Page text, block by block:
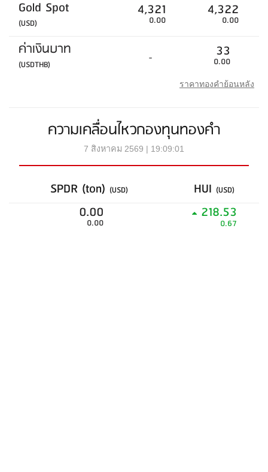
Gold Spot
(USD)
4,321
0.00
4,322
0.00
ค่าเงินบาท
(USDTHB) - 33
0.00
ราคาทองคำย้อนหลัง
ความเคลื่อนไหวกองทุนทองคำ
7 สิงหาคม 2569 | 19:09:01
SPDR (ton) (USD) HUI (USD)
0.00
0.00
218.53
0.67